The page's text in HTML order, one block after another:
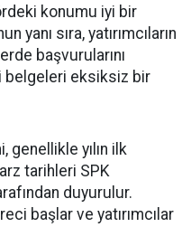
konumu iyi bir
yanı sıra, yatırımcıların
başvurularını
eksiksiz bir
genellikle yılın ilk
tarihleri SPK
duyurulur.
başlar ve yatırımcılar